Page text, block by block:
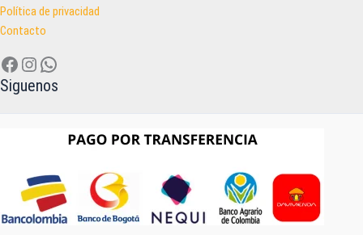
Política de privacidad
Contacto
Facebook
Instagram
WhatsApp
Siguenos